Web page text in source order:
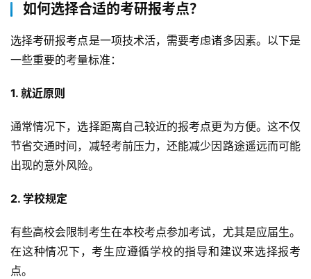
如何选择合适的考研报考点？
选择考研报考点是一项技术活，需要考虑诸多因素。以下是
一些重要的考量标准：
1. 就近原则
通常情况下，选择距离自己较近的报考点更为方便。这不仅
节省交通时间，减轻考前压力，还能减少因路途遥远而可能
出现的意外风险。
2. 学校规定
有些高校会限制考生在本校考点参加考试，尤其是应届生。
在这种情况下，考生应遵循学校的指导和建议来选择报考
点。